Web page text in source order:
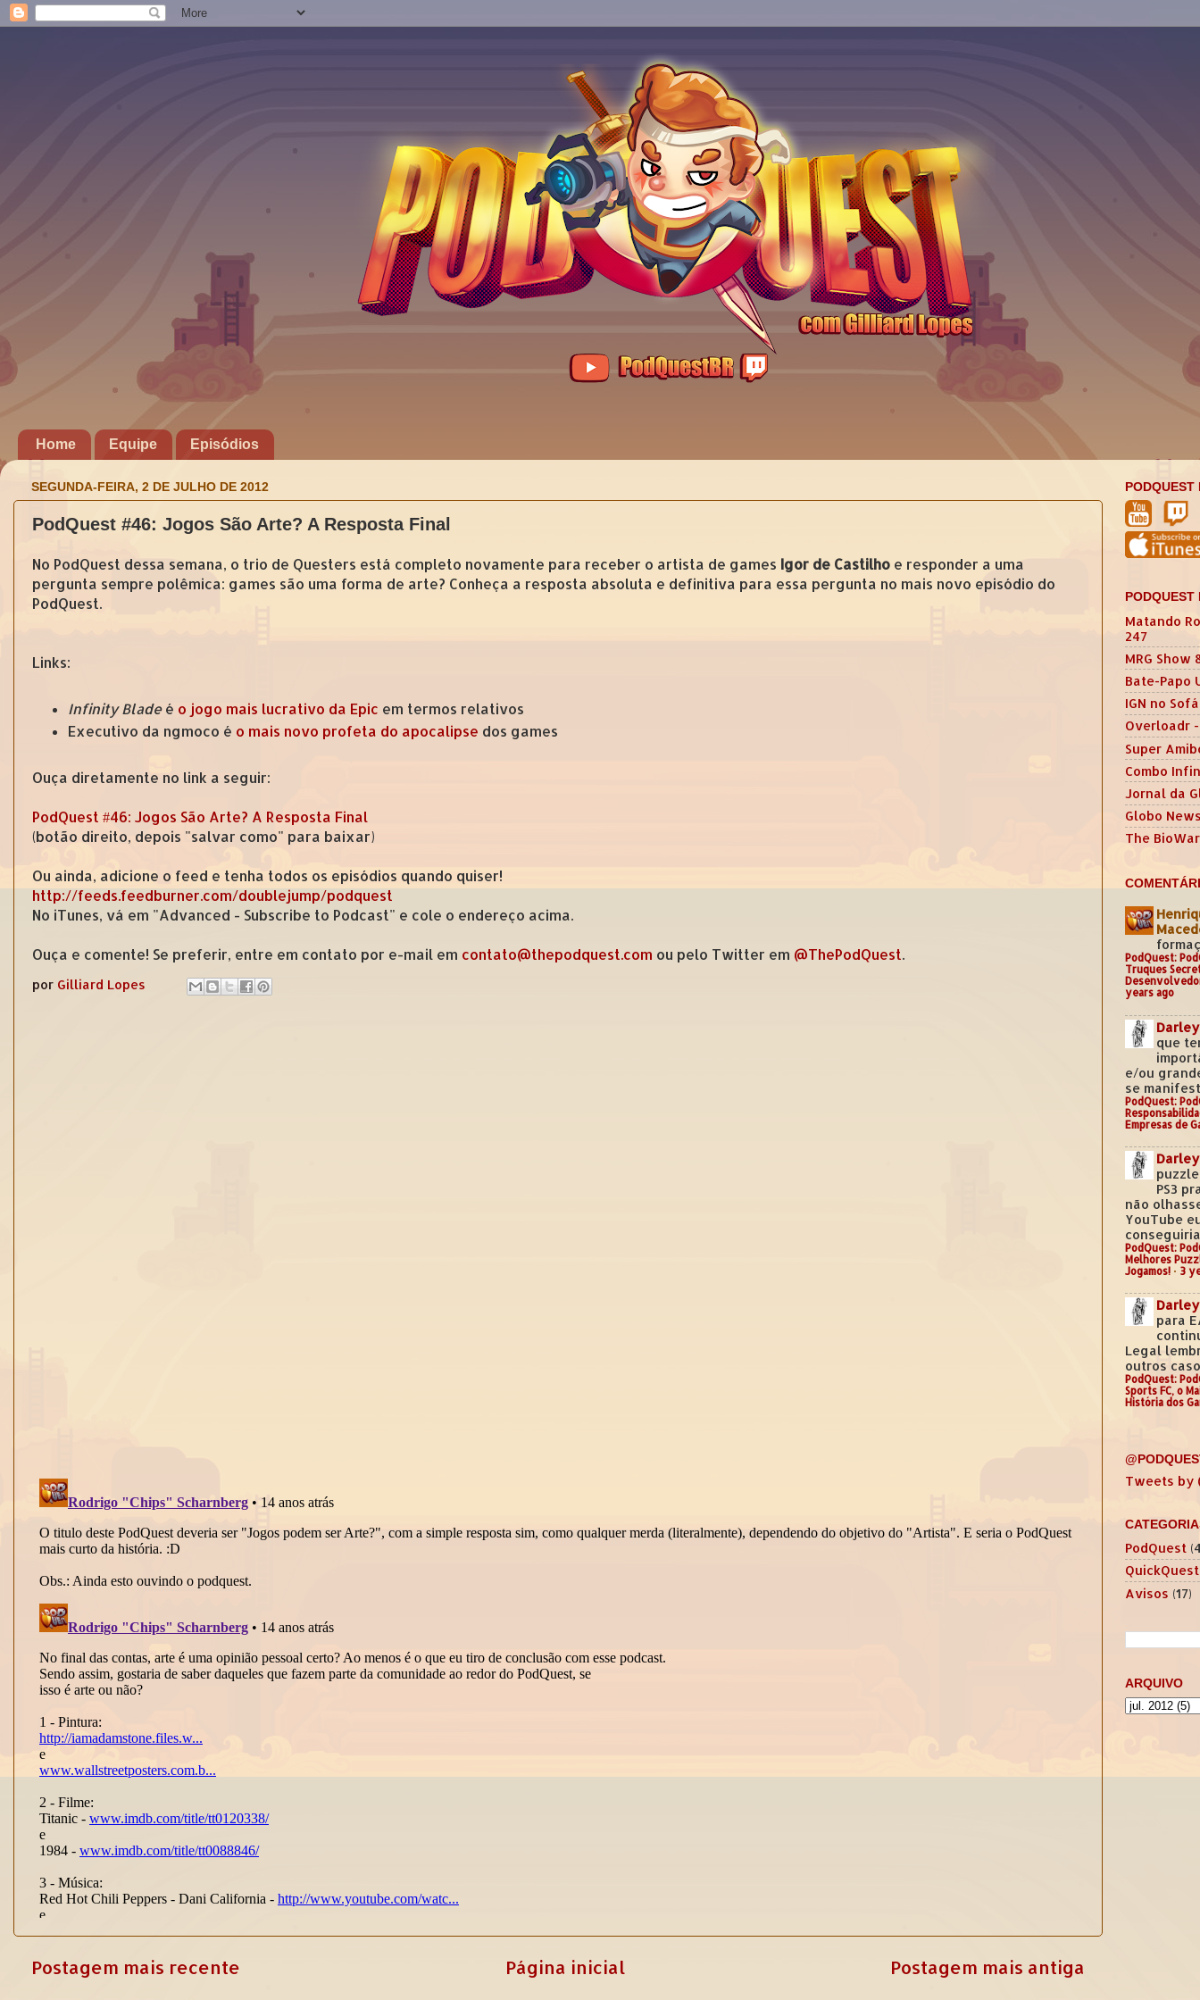
Home Equipe Episódios
SEGUNDA-FEIRA, 2 DE JULHO DE 2012
PodQuest #46: Jogos São Arte? A Resposta Final
No PodQuest dessa semana, o trio de Questers está completo novamente para receber o artista de games Igor de Castilho e responder a uma
pergunta sempre polêmica: games são uma forma de arte? Conheça a resposta absoluta e definitiva para essa pergunta no mais novo episódio do
PodQuest.
Links:
Infinity Bladeé o jogo mais lucrativo da Epic em termos relativos
Executivo da ngmoco é o mais novo profeta do apocalipse dos games
Ouça diretamente no link a seguir:
PodQuest #46: Jogos São Arte? A Resposta Final
(botão direito, depois "salvar como" para baixar)
Ou ainda, adicione o feed e tenha todos os episódios quando quiser!
http://feeds.feedburner.com/doublejump/podquest
No iTunes, vá em "Advanced - Subscribe to Podcast" e cole o endereço acima.
Ouça e comente! Se preferir, entre em contato por e-mail em contato@thepodquest.com ou pelo Twitter em @ThePodQuest.
por Gilliard Lopes
Postagem mais recente Postagem mais antiga
Página inicial
PODQUEST
PODQUEST
Matando
247
MRG Show
Bate-Papo
IGN no Sofá
Overloadr
Super
Combo
Jornal da
Globo
The
PodQuest:
Truques
years ago
que
e/ou
se
PodQuest:
Empresas de
PS3
não
YouTube
PodQuest:
Melhores
Jogamos! · 3
para
Legal
outros
PodQuest:
Sports FC, o
História dos
Tweets by
PodQuest
QuickQuest
Avisos (17)
ARQUIVO